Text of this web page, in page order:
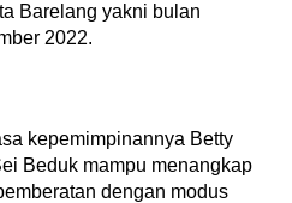
Barelang yakni bulan
2022.
kepemimpinannya Betty
Beduk mampu menangkap
dengan modus